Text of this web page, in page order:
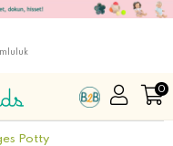
0
Potty